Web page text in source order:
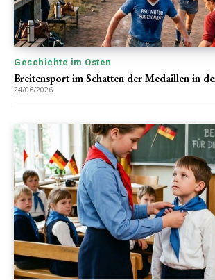
Geschichte im Osten
Breitensport im Schatten der Medaillen in
24/06/2026